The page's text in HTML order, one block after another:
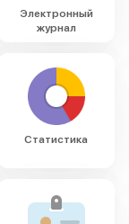
Электронный
журнал
Статистика